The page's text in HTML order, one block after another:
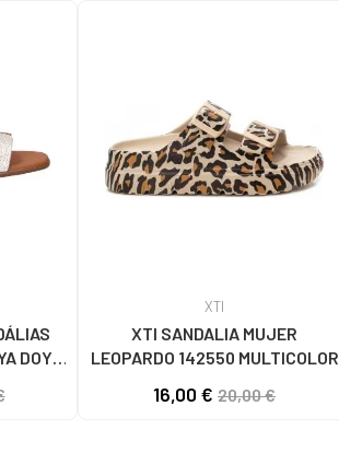
DOYA
XTI
XTI SANDALIA MUJER
LEOPARDO 142550 MULTICOLOR
16,00 € 20,00 €